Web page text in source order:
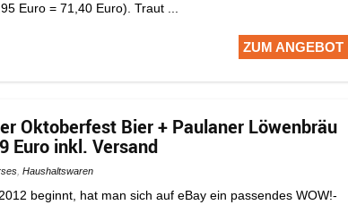
Euro = 71,40 Euro). Traut ...
ZUM ANGEBOT
Oktoberfest Bier + Paulaner Löwenbräu
Euro inkl. Versand
Haushaltswaren
beginnt, hat man sich auf eBay ein passendes WOW!-